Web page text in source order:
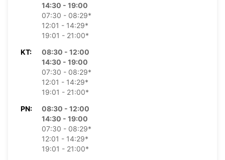
14:30 - 19:00
07:30 - 08:29*
12:01 - 14:29*
19:01 - 21:00*
KT:
08:30 - 12:00
14:30 - 19:00
07:30 - 08:29*
12:01 - 14:29*
19:01 - 21:00*
PN:
08:30 - 12:00
14:30 - 19:00
07:30 - 08:29*
12:01 - 14:29*
19:01 - 21:00*